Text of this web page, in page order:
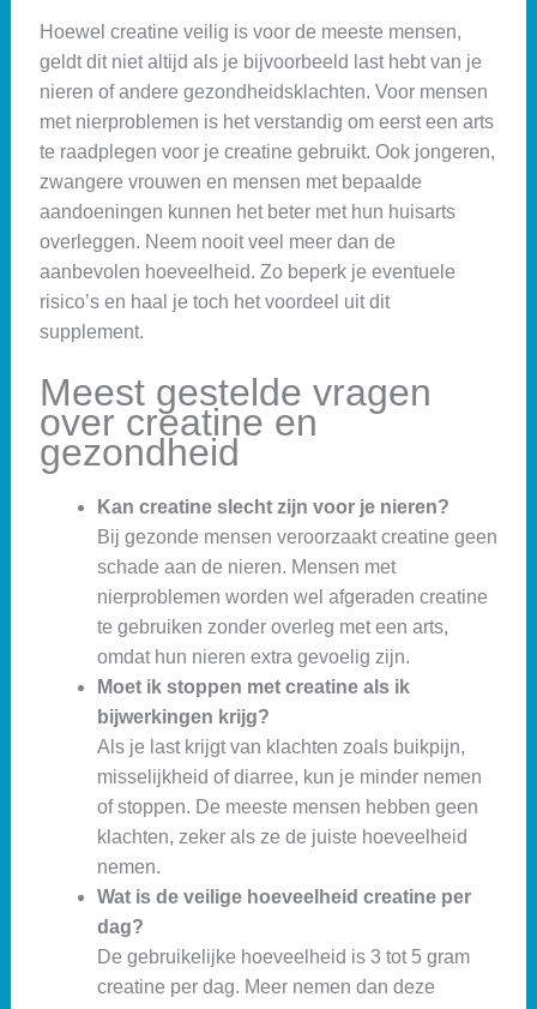
Hoewel creatine veilig is voor de meeste mensen,
geldt dit niet altijd als je bijvoorbeeld last hebt van je
nieren of andere gezondheidsklachten. Voor mensen
met nierproblemen is het verstandig om eerst een arts
te raadplegen voor je creatine gebruikt. Ook jongeren,
zwangere vrouwen en mensen met bepaalde
aandoeningen kunnen het beter met hun huisarts
overleggen. Neem nooit veel meer dan de
aanbevolen hoeveelheid. Zo beperk je eventuele
risico’s en haal je toch het voordeel uit dit
supplement.
Meest gestelde vragen
over creatine en
gezondheid
Kan creatine slecht zijn voor je nieren?
Bij gezonde mensen veroorzaakt creatine geen
schade aan de nieren. Mensen met
nierproblemen worden wel afgeraden creatine
te gebruiken zonder overleg met een arts,
omdat hun nieren extra gevoelig zijn.
Moet ik stoppen met creatine als ik
bijwerkingen krijg?
Als je last krijgt van klachten zoals buikpijn,
misselijkheid of diarree, kun je minder nemen
of stoppen. De meeste mensen hebben geen
klachten, zeker als ze de juiste hoeveelheid
nemen.
Wat is de veilige hoeveelheid creatine per
dag?
De gebruikelijke hoeveelheid is 3 tot 5 gram
creatine per dag. Meer nemen dan deze